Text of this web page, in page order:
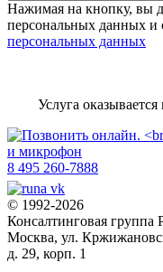
Нажимая на кнопку, вы
персональных данных и
персональных данных
Услуга
8 495 260-7888
© 1992-2026
Консалтинговая
Москва, ул.
д. 29, корп. 1